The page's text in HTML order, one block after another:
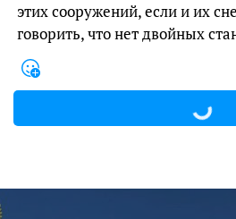
этих сооружений, если и их
говорить, что нет двойных